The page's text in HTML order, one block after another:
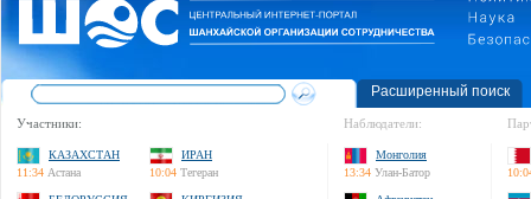
Расширенный поиск
Участники:
КАЗАХСТАН
11:34 Астана
ИРАН
10:04 Тегеран
Наблюдатели:
Монголия
13:34 Улан-Батор